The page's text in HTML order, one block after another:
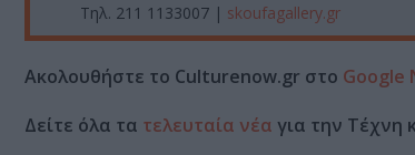
Τηλ. 211 1133007 | skoufagallery.gr
Ακολουθήστε το Culturenow.gr στο Google
Δείτε όλα τα τελευταία νέα για την Τέχνη